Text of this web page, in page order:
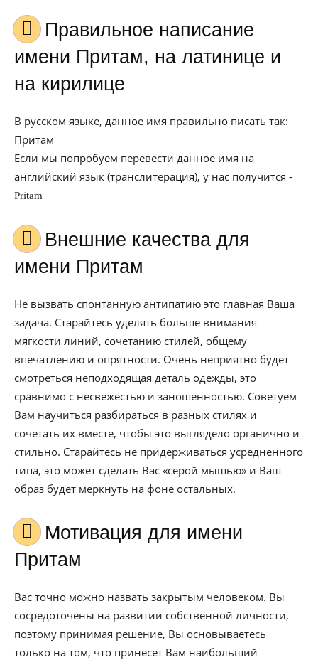
Правильное написание
имени Притам, на латинице и
на кирилице
В русском языке, данное имя правильно писать так:
Притам
Если мы попробуем перевести данное имя на
английский язык (транслитерация), у нас получится -
Pritam
Внешние качества для
имени Притам
Не вызвать спонтанную антипатию это главная Ваша
задача. Старайтесь уделять больше внимания
мягкости линий, сочетанию стилей, общему
впечатлению и опрятности. Очень неприятно будет
смотреться неподходящая деталь одежды, это
сравнимо с несвежестью и заношенностью. Советуем
Вам научиться разбираться в разных стилях и
сочетать их вместе, чтобы это выглядело органично и
стильно. Старайтесь не придерживаться усредненного
типа, это может сделать Вас «серой мышью» и Ваш
образ будет меркнуть на фоне остальных.
Мотивация для имени
Притам
Вас точно можно назвать закрытым человеком. Вы
сосредоточены на развитии собственной личности,
поэтому принимая решение, Вы основываетесь
только на том, что принесет Вам наибольший